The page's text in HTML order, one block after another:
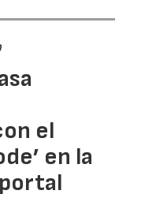
el
en la